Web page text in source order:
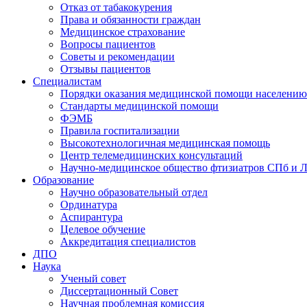
Отказ от табакокурения
Права и обязанности граждан
Медицинское страхование
Вопросы пациентов
Советы и рекомендации
Отзывы пациентов
Специалистам
Порядки оказания медицинской помощи населению
Стандарты медицинской помощи
ФЭМБ
Правила госпитализации
Высокотехнологичная медицинская помощь
Центр телемедицинских консультаций
Научно-медицинское общество фтизиатров СПб и
Образование
Научно образовательный отдел
Ординатура
Аспирантура
Целевое обучение
Аккредитация специалистов
ДПО
Наука
Ученый совет
Диссертационный Совет
Научная проблемная комиссия